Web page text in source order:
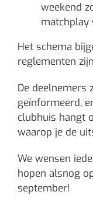
weekend
matchplay
Het schema
reglementen
De deelnemers
geïnformeerd,
clubhuis hangt
waarop je de
We wensen
hopen alsnog
september!